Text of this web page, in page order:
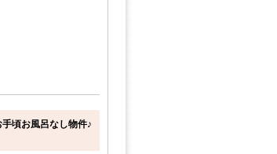
頃お風呂なし物件♪